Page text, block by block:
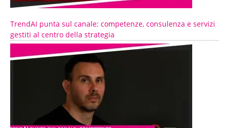
TrendAI punta sul canale: competenze, consulenza e servizi
gestiti al centro della strategia